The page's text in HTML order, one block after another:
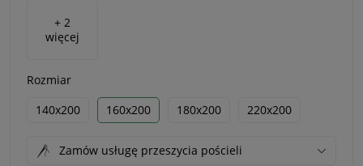
+ 2
więcej
Rozmiar
140x200
160x200 180x200 220x200
Zamów usługę przeszycia pościeli